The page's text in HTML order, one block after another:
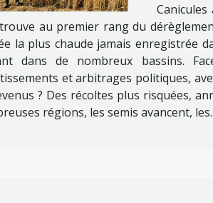
au premier rang du
la plus chaude jamais enregistrée
dans de nombreux bassins.
et arbitrages politiques,
? Des récoltes plus risquées,
régions, les semis avancent,